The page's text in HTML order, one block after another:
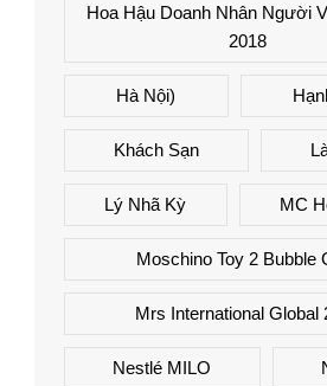
Hoa Hậu Doanh Nhân Người
2018
Hà Nội)
Khách Sạn
Lý Nhã Kỳ MC
Moschino Toy 2 Bubble
Mrs International Global
Nestlé MILO